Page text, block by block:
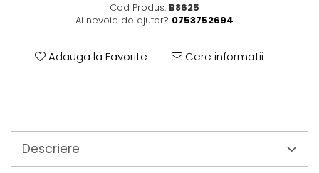
Scule electrice
Accesorii scule electrice
Flexuri
Mixere mortar
Motoare electrice
Cod Produs: B8625
Ai nevoie de ajutor? 0753752694
Adauga la Favorite Cere informatii
Descriere